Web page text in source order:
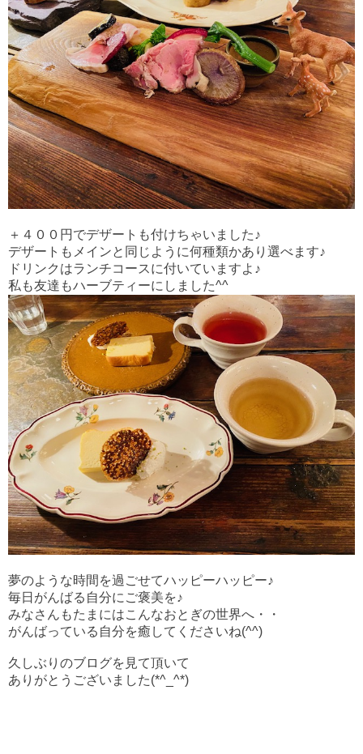
＋４００円でデザートも付けちゃいました♪
デザートもメインと同じように何種類かあり選べます♪
ドリンクはランチコースに付いていますよ♪
私も友達もハーブティーにしました^^
夢のような時間を過ごせてハッピーハッピー♪
毎日がんばる自分にご褒美を♪
みなさんもたまにはこんなおとぎの世界へ・・
がんばっている自分を癒してくださいね(^^)
久しぶりのブログを見て頂いて
ありがとうございました(*^_^*)